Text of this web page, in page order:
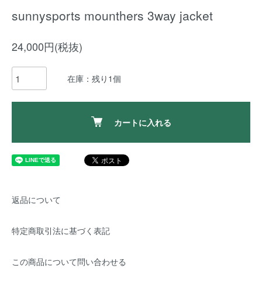
sunnysports mounthers 3way jacket
24,000円(税抜)
在庫：残り1個
カートに入れる
返品について
特定商取引法に基づく表記
この商品について問い合わせる